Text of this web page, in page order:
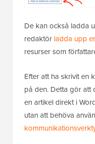
De kan också ladda
redaktör ladda upp
resurser som
Efter att ha skrivit en
på den. Detta gör att
en artikel direkt i
utan att behöva